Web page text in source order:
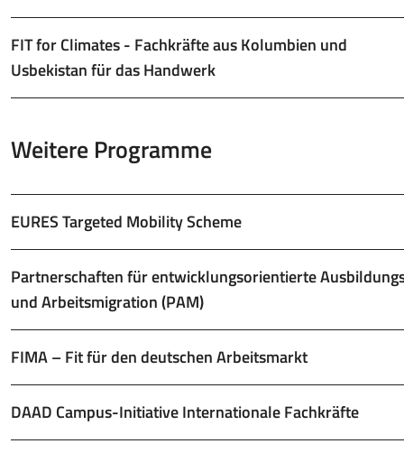
FIT for Climates - Fachkräfte aus Kolumbien und
Usbekistan für das Handwerk
Weitere Programme
EURES Targeted Mobility Scheme
Partnerschaften für entwicklungsorientierte
und Arbeitsmigration (PAM)
FIMA – Fit für den deutschen Arbeitsmarkt
DAAD Campus-Initiative Internationale Fachkräfte